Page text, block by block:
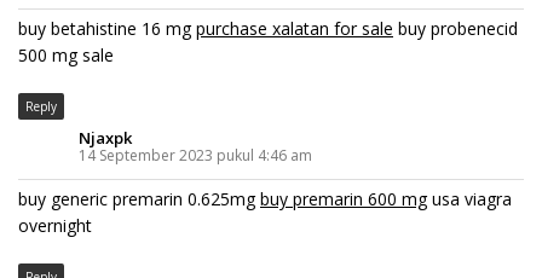
buy betahistine 16 mgpurchase xalatan for sale buy probenecid
500 mg sale
Reply
Njaxpk
14 September 2023 pukul 4:46 am
buy generic premarin 0.625mgbuy premarin 600 mgusa viagra
overnight